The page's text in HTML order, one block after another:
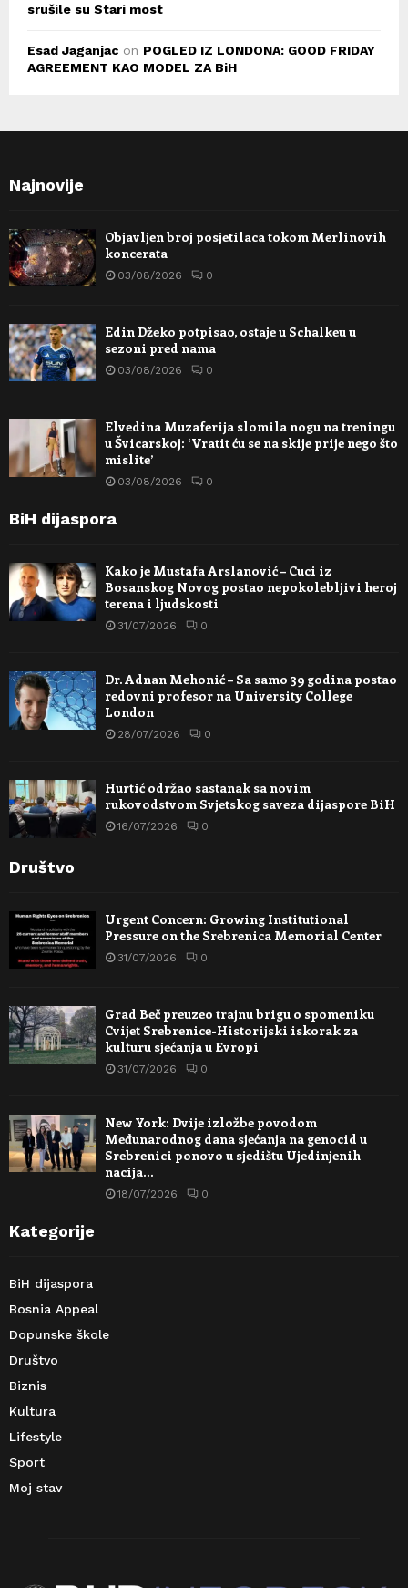
srušile su Stari most
Esad Jaganjac on POGLED IZ LONDONA: GOOD FRIDAY
AGREEMENT KAO MODEL ZA BiH
Najnovije
Objavljen broj posjetilaca tokom Merlinovih
koncerata
03/08/2026 0
Edin Džeko potpisao, ostaje u Schalkeu u
sezoni pred nama
03/08/2026 0
Elvedina Muzaferija slomila nogu na treningu
u Švicarskoj: ‘Vratit ću se na skije prije nego što
mislite’
03/08/2026 0
BiH dijaspora
Kako je Mustafa Arslanović – Cuci iz
Bosanskog Novog postao nepokolebljivi heroj
terena i ljudskosti
31/07/2026 0
Dr. Adnan Mehonić – Sa samo 39 godina postao
redovni profesor na University College
London
28/07/2026 0
Hurtić održao sastanak sa novim
rukovodstvom Svjetskog saveza dijaspore BiH
16/07/2026 0
Društvo
Urgent Concern: Growing Institutional
Pressure on the Srebrenica Memorial Center
31/07/2026 0
Grad Beč preuzeo trajnu brigu o spomeniku
Cvijet Srebrenice-Historijski iskorak za
kulturu sjećanja u Evropi
31/07/2026 0
New York: Dvije izložbe povodom
Međunarodnog dana sjećanja na genocid u
Srebrenici ponovo u sjedištu Ujedinjenih
nacija…
18/07/2026 0
Kategorije
BiH dijaspora
Bosnia Appeal
Dopunske škole
Društvo
Biznis
Kultura
Lifestyle
Sport
Moj stav